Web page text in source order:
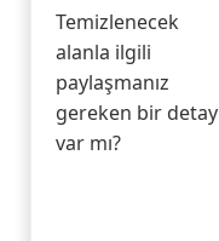
Temizlenecek
alanla ilgili
paylaşmanız
gereken bir detay
var mı?